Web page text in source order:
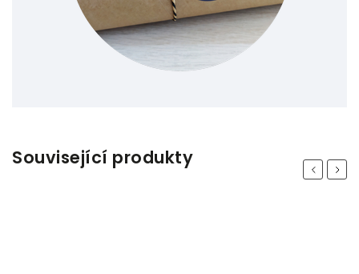
Související produkty Previous
Next